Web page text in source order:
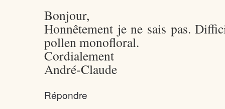
Bonjour,
Honnêtement je ne sais pas.
pollen monofloral.
Cordialement
André-Claude
Répondre